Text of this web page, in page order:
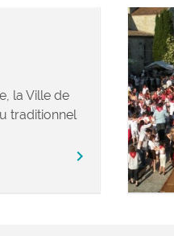
la Ville de
traditionnel
chevron_right